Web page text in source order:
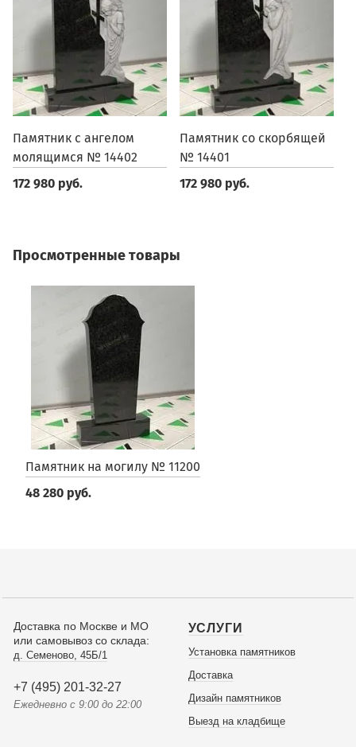
Памятник с ангелом
молящимся № 14402
172 980 руб.
Памятник со скорбящей
№ 14401
172 980 руб.
Просмотренные товары
Памятник на могилу № 11200
48 280 руб.
Доставка по Москве и МО
или самовывоз со склада:
д. Семеново, 45Б/1
+7 (495) 201-32-27
Ежедневно с 9:00 до 22:00
УСЛУГИ
Установка памятников
Доставка
Дизайн памятников
Выезд на кладбище